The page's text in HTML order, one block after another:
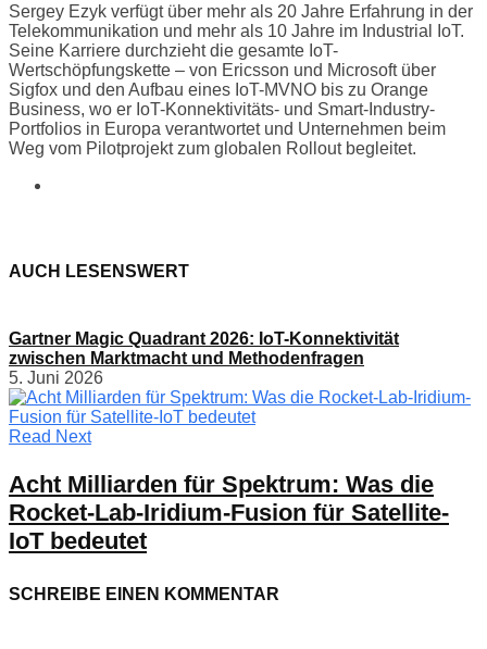
Sergey Ezyk verfügt über mehr als 20 Jahre Erfahrung in der
Telekommunikation und mehr als 10 Jahre im Industrial IoT.
Seine Karriere durchzieht die gesamte IoT-
Wertschöpfungskette – von Ericsson und Microsoft über
Sigfox und den Aufbau eines IoT-MVNO bis zu Orange
Business, wo er IoT-Konnektivitäts- und Smart-Industry-
Portfolios in Europa verantwortet und Unternehmen beim
Weg vom Pilotprojekt zum globalen Rollout begleitet.
AUCH LESENSWERT
Gartner Magic Quadrant 2026: IoT-Konnektivität
zwischen Marktmacht und Methodenfragen
5. Juni 2026
Read Next
Acht Milliarden für Spektrum: Was die
Rocket-Lab-Iridium-Fusion für Satellite-
IoT bedeutet
SCHREIBE EINEN KOMMENTAR